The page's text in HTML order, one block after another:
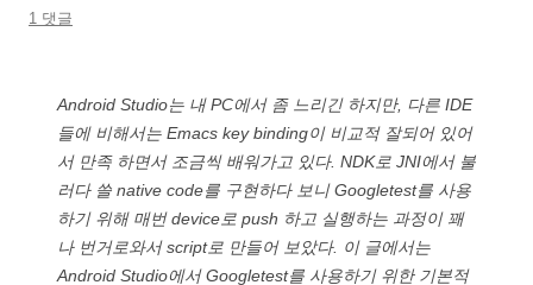
1 댓글
Android Studio는 내 PC에서 좀 느리긴 하지만, 다른 IDE
들에 비해서는 Emacs key binding이 비교적 잘되어 있어
서 만족 하면서 조금씩 배워가고 있다. NDK로 JNI에서 불
러다 쓸 native code를 구현하다 보니 Googletest를 사용
하기 위해 매번 device로 push 하고 실행하는 과정이 꽤
나 번거로와서 script로 만들어 보았다. 이 글에서는
Android Studio에서 Googletest를 사용하기 위한 기본적